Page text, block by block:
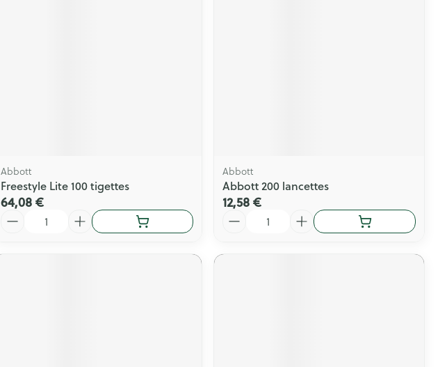
Abbott
Freestyle Lite 100 tigettes
64,08 €
Quantité
Abbott
Abbott 200 lancettes
12,58 €
Quantité